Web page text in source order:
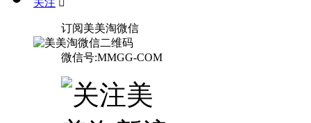
关注 
订阅美美淘微信
微信号:MMGG-COM